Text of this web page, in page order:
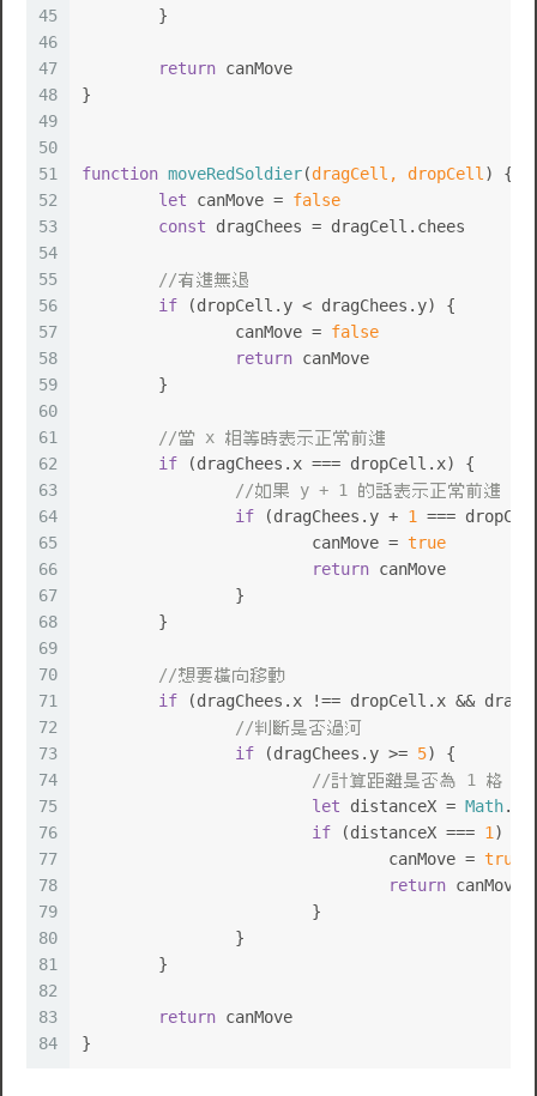
45
46
47
48
49
50
51
52
53
54
55
56
57
58
59
60
61
62
63
64
65
66
67
68
69
70
71
72
73
74
75
76
77
78
79
80
81
82
83
84
	}
return canMove
}
function moveRedSoldier(dragCell, dropCell ) {
let canMove = false
const dragChees = dragCell. chees
//有進無退
if (dropCell. y < dragChees. y) {
		canMove =
false
return canMove
	}
//當 x 相等時表示正常前進
if (dragChees. x === dropCell. x) {
//如果 y + 1 的話表示正常前進
if (dragChees. y + 1
===
			canMove =
true
return canMove
		}
	}
//想要橫向移動
if (dragChees. x !== dropCell. x &&
//判斷是否過河
if (dragChees. y >= 5) {
//計算距離是否為 1 格
let distanceX = Math.
if (distanceX === 1 ) {
				canMove =
true
return canMove
			}
		}
	}
return canMove
}